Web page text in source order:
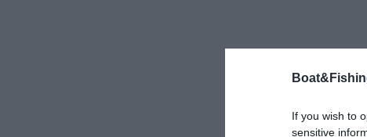
If you wish to
sensitive